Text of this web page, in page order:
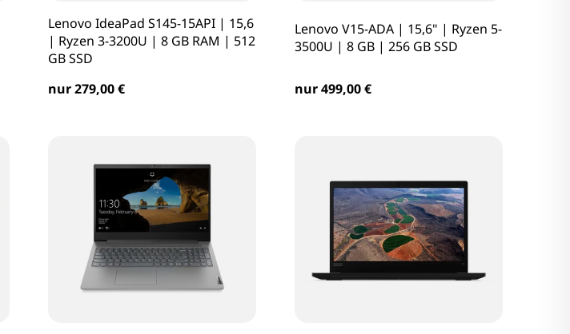
Lenovo IdeaPad S145-15API | 15,6
| Ryzen 3-3200U | 8 GB RAM | 512
GB SSD
nur 279,00 €
Lenovo V15-ADA | 15,6" | Ryzen 5-
3500U | 8 GB | 256 GB SSD
nur 499,00 €